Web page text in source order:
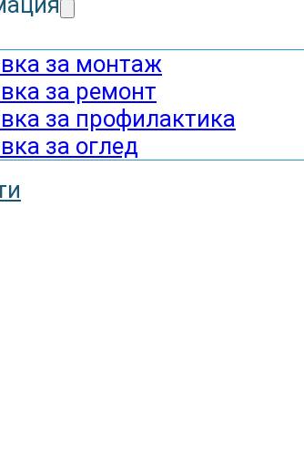
за монтаж
за ремонт
за профилактика
за оглед